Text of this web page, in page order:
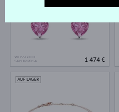
WEISSGOLD
SAPHIR ROSA
1 474 €
AUF LAGER